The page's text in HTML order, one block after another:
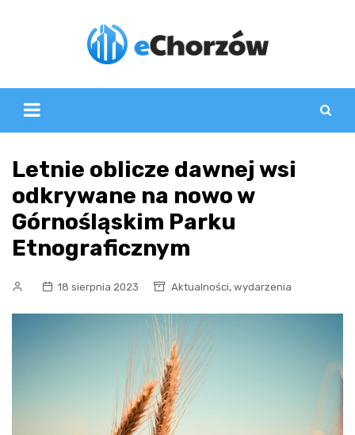
Letnie oblicze dawnej wsi
odkrywane na nowo w
Górnośląskim Parku
Etnograficznym
18 sierpnia 2023 Aktualności, wydarzenia